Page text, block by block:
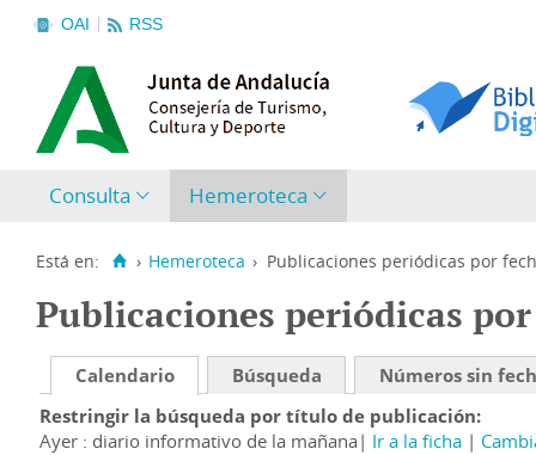
OAI RSS
Consulta Hemeroteca
Está en: › Hemeroteca › Publicaciones periódicas por
Publicaciones periódicas
Calendario Búsqueda
Números sin
Restringir la búsqueda por título de publicación
Ayer : diario informativo de la mañana
Ir a la ficha